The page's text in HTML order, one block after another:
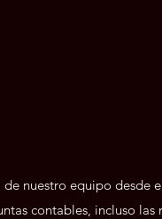
nuestro equipo desde
contables, incluso las